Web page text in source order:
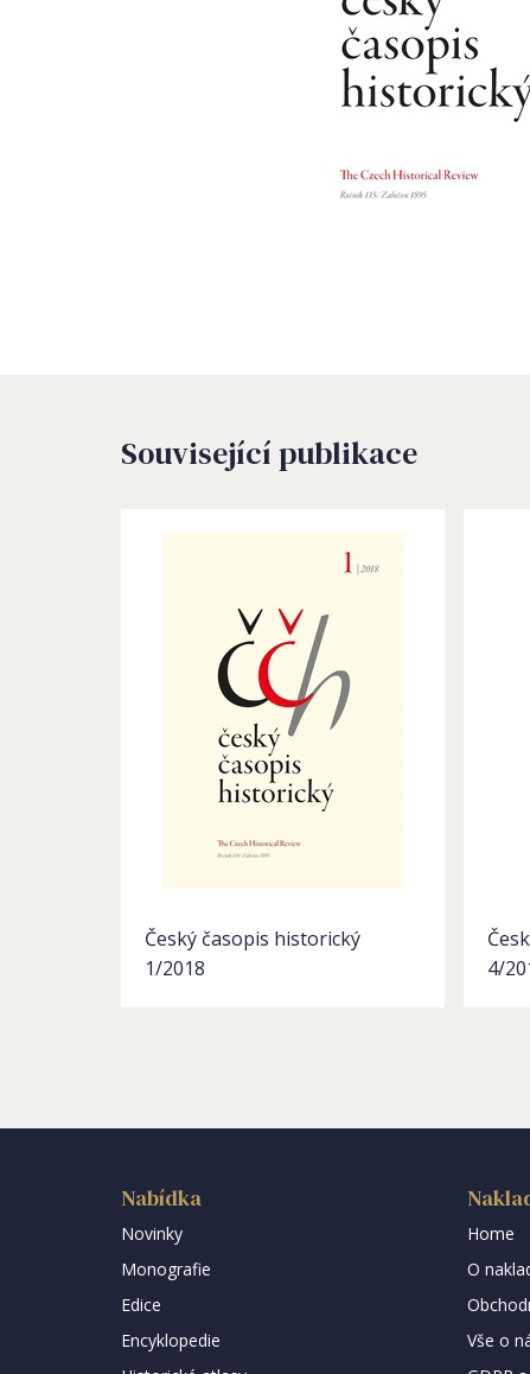
Související publikace
Český časopis historický
1/2018
4/
Nabídka
Novinky
Monografie
Edice
Encyklopedie
Home
O
Vše o